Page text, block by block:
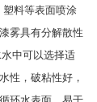
料等表面喷涂
雾具有分解散性
中可以选择适
性，破粘性好，